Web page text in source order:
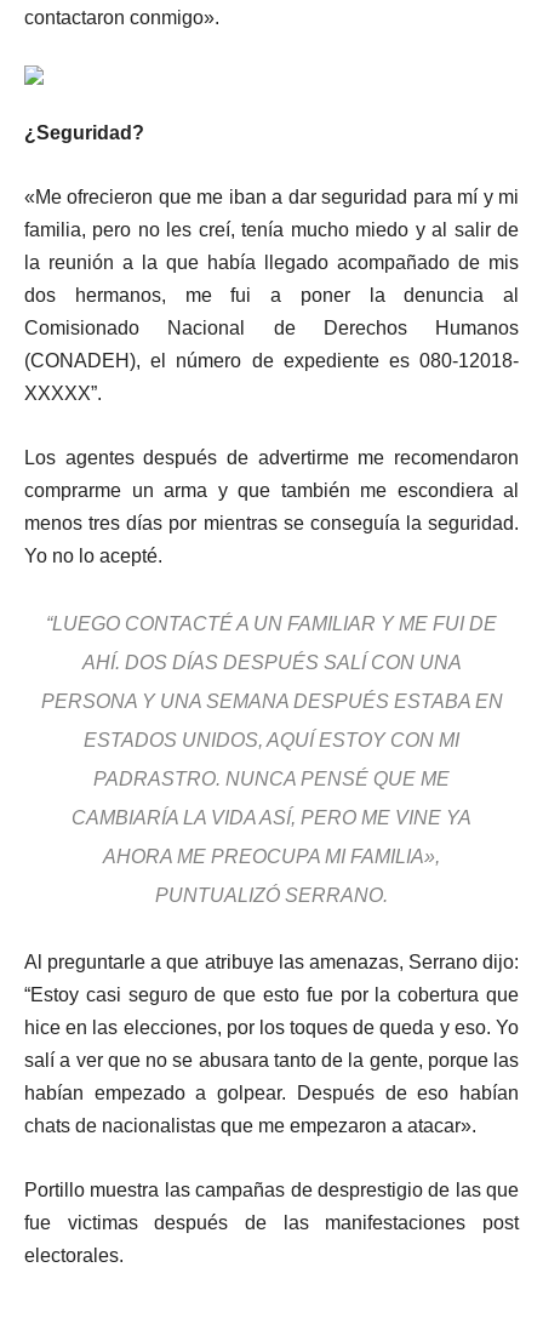
contactaron conmigo».
¿Seguridad?
«Me ofrecieron que me iban a dar seguridad para mí y mi
familia, pero no les creí, tenía mucho miedo y al salir de
la reunión a la que había llegado acompañado de mis
dos hermanos, me fui a poner la denuncia al
Comisionado Nacional de Derechos Humanos
(CONADEH), el número de expediente es 080-12018-
XXXXX”.
Los agentes después de advertirme me recomendaron
comprarme un arma y que también me escondiera al
menos tres días por mientras se conseguía la seguridad.
Yo no lo acepté.
“LUEGO CONTACTÉ A UN FAMILIAR Y ME FUI DE
AHÍ. DOS DÍAS DESPUÉS SALÍ CON UNA
PERSONA Y UNA SEMANA DESPUÉS ESTABA EN
ESTADOS UNIDOS, AQUÍ ESTOY CON MI
PADRASTRO. NUNCA PENSÉ QUE ME
CAMBIARÍA LA VIDA ASÍ, PERO ME VINE YA
AHORA ME PREOCUPA MI FAMILIA»,
PUNTUALIZÓ SERRANO.
Al preguntarle a que atribuye las amenazas, Serrano dijo:
“Estoy casi seguro de que esto fue por la cobertura que
hice en las elecciones, por los toques de queda y eso. Yo
salí a ver que no se abusara tanto de la gente, porque las
habían empezado a golpear. Después de eso habían
chats de nacionalistas que me empezaron a atacar».
Portillo muestra las campañas de desprestigio de las que
fue victimas después de las manifestaciones post
electorales.